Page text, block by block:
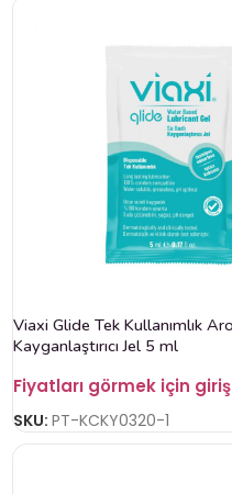
Viaxi Glide Tek Kullanımlık
Kayganlaştırıcı Jel 5 ml
Fiyatları görmek için
SKU: PT-KCKY0320-1